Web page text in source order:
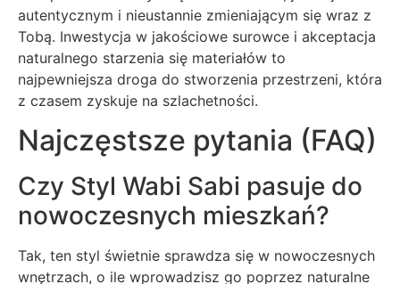
autentycznym i nieustannie zmieniającym się wraz z
Tobą. Inwestycja w jakościowe surowce i akceptacja
naturalnego starzenia się materiałów to
najpewniejsza droga do stworzenia przestrzeni, która
z czasem zyskuje na szlachetności.
Najczęstsze pytania (FAQ)
Czy Styl Wabi Sabi pasuje do
nowoczesnych mieszkań?
Tak, ten styl świetnie sprawdza się w nowoczesnych
wnętrzach, o ile wprowadzisz go poprzez naturalne